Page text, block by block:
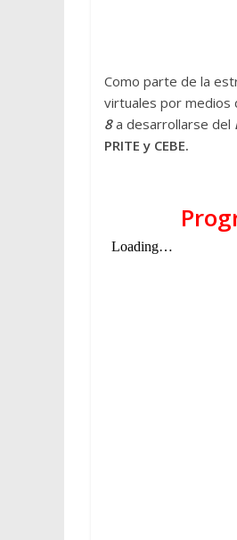
Como parte de la
virtuales por medios
8 a desarrollarse del
PRITE y CEBE.